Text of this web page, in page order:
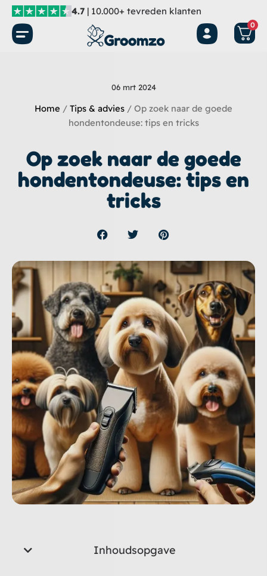
naar
4.7 | 10.000+ tevreden klanten
0
06 mrt 2024
Home / Tips & advies / Op zoek naar de goede
hondentondeuse: tips en tricks
Op zoek naar de goede
hondentondeuse: tips en
tricks
Inhoudsopgave